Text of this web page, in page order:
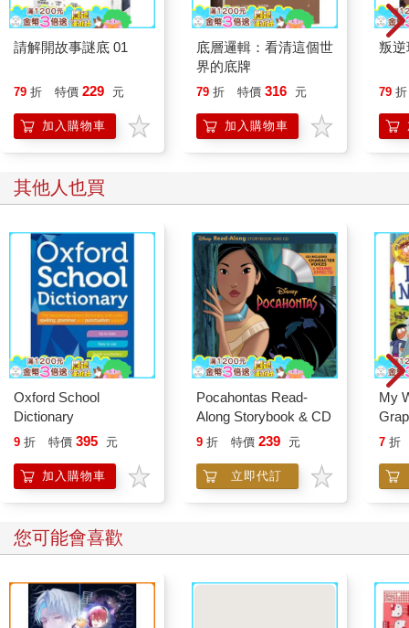
請解開故事謎底 01
79 折 特價 229 元
加入購物車
底層邏輯：看清這個世
界的底牌
79 折 特價 316 元
加入購物車
叛逆
79 折
其他人也買
Oxford School
Dictionary
9 折 特價 395 元
加入購物車
Pocahontas Read-
Along Storybook & CD
9 折 特價 239 元
立即代訂
My
in
7 折
您可能會喜歡